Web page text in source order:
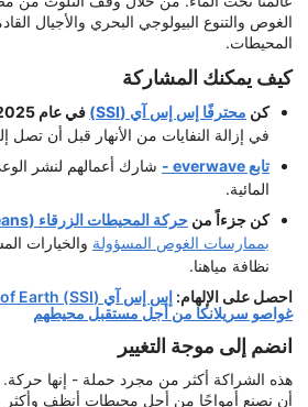
الغوص والتنوع البيولوجي البحري والأجيال
المحيطات.
كيف يمكنك المشاركة
كن محترفًا إس إس آي (SSI) في عام 2025 -
في إزالة النفايات من الأنهار قبل أن تصل
تابع everwave -
شارك أعمالهم لنشر
المائية.
كن جزءاً من حركة المحيطات الزرقاء (Blue Oceans) -
بممارسات الغوص المسؤولة والخيارات
نظافة مياهنا.
احصل على الإلهام:
غواصو سريلانكا من أجل مستقبل محيطهم
انضم إلى موجة التغيير
هذه الشراكة أكثر من مجرد حملة - إنها حركة.
أن نصنع أمواجًا من أجل محيطات أنظف